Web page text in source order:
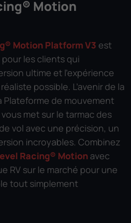
Motion
Motion Platform V3 est
les clients qui
ultime et l’expérience
possible. L’avenir de la
Plateforme de mouvement
vous met sur le tarmac des
vol avec une précision, un
incroyables. Combinez
Racing® Motion avec
RV sur le marché pour une
tout simplement